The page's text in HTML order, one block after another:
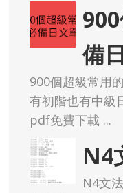
備
900個超級常用的單字 大多數是必
有初階也有中級日文單字
pdf免費下載 ...
N4
N4文法總整理